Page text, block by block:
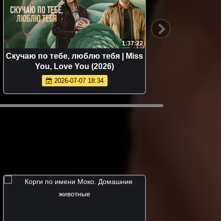
1:37:22
Скучаю по тебе, люблю тебя | Miss
You, Love You (2026)
2026-07-07 18:34